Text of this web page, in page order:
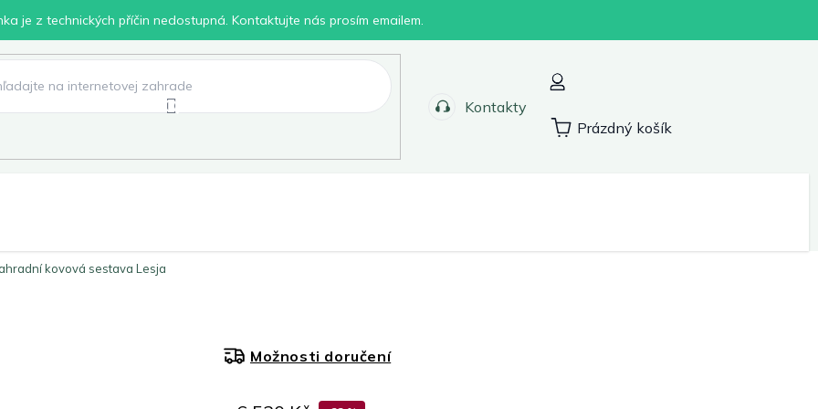
je z technických příčin nedostupná. Kontaktujte nás prosím emailem.
Kontakty
Nákupní
Prázdný košík
kovová sestava Lesja
Možnosti doručení